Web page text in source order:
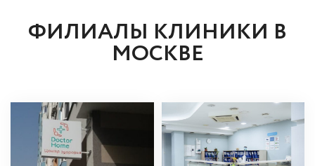
ФИЛИАЛЫ КЛИНИКИ В
МОСКВЕ